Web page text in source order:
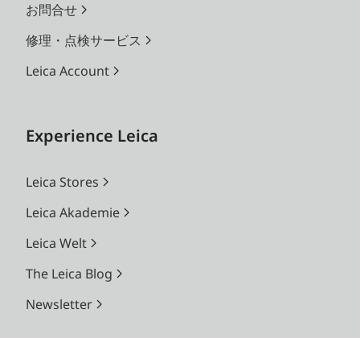
お問合せ
修理・点検サービス
Leica Account
Experience Leica
Leica Stores
Leica Akademie
Leica Welt
The Leica Blog
Newsletter